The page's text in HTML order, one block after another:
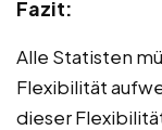
Fazit:
Alle Statisten
Flexibilität
dieser